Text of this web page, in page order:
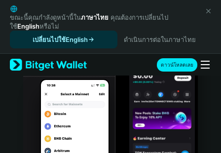
English
日本語
Tiếng Việt
Español (Latinoamérica)
Türkçe
Italiano
Português (Portugal)
Bahasa Indonesia
ขณะนี้คุณกำลังดูหน้านี้ในภาษาไทย คุณต้องการเปลี่ยนไป
ใช้Englishหรือไม่
เปลี่ยนไปใช้English
ดำเนินการต่อในภาษาไทย
ดาวน์โหลดเลย